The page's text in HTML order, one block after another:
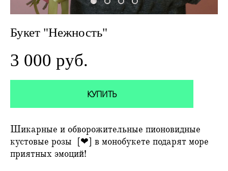
Букет "Нежность"
3 000 pуб.
КУПИТЬ
Шикарные и обворожительные пионовидные
кустовые розы [❤] в монобукете подарят море
приятных эмоций!